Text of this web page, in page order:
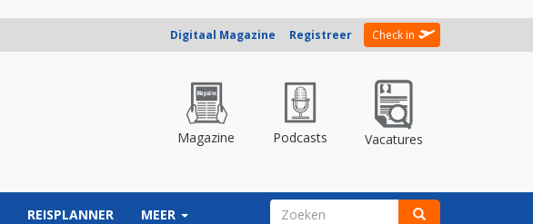
Digitaal Magazine Registreer Check in
Magazine Podcasts Vacatures
REISPLANNER MEER ZOEKVELD